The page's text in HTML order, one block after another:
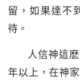
留，如果達不
待。
人信神這
年以上，在神